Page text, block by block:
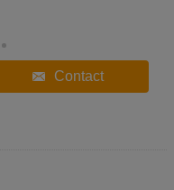
Contact